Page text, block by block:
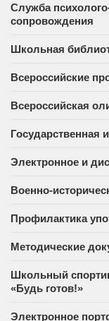
Служба
сопровождения
Школьная
Всероссийские
Всероссийская
Государственная
Электронное и
Военно-
Профилактика
Методические
Школьный
«Будь готов!»
Электронное